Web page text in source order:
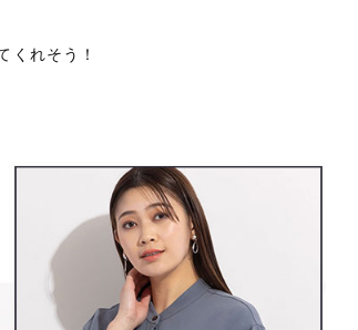
くれそう！